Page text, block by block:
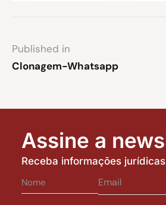
Published in
Clonagem-Whatsapp
Assine a
Receba informações